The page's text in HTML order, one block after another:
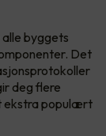
byggets
Det
deg flere
ekstra populært